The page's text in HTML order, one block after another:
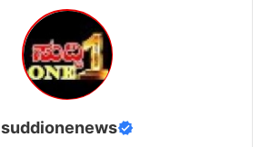
suddionenews